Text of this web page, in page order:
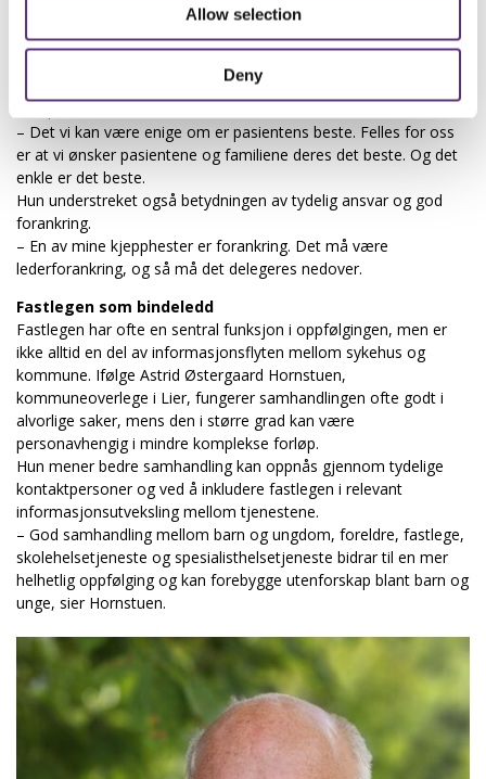
Allow selection
Deny
Kjersti Langmoen, avdelingssjef ved barne- og
ungdomsavdelingen på Drammen sykehus, mener prosjektet
viser at gode løsninger ikke nødvendigvis trenger å være
– Det vi kan være enige om er pasientens beste. Felles for oss
er at vi ønsker pasientene og familiene deres det beste. Og det
enkle er det beste.
Hun understreket også betydningen av tydelig ansvar og god
forankring.
– En av mine kjepphester er forankring. Det må være
lederforankring, og så må det delegeres nedover.
Fastlegen som bindeledd
Fastlegen har ofte en sentral funksjon i oppfølgingen, men er
ikke alltid en del av informasjonsflyten mellom sykehus og
kommune. Ifølge Astrid Østergaard Hornstuen,
kommuneoverlege i Lier, fungerer samhandlingen ofte godt i
alvorlige saker, mens den i større grad kan være
personavhengig i mindre komplekse forløp.
Hun mener bedre samhandling kan oppnås gjennom tydelige
kontaktpersoner og ved å inkludere fastlegen i relevant
informasjonsutveksling mellom tjenestene.
– God samhandling mellom barn og ungdom, foreldre, fastlege,
skolehelsetjeneste og spesialisthelsetjeneste bidrar til en mer
helhetlig oppfølging og kan forebygge utenforskap blant barn og
unge, sier Hornstuen.